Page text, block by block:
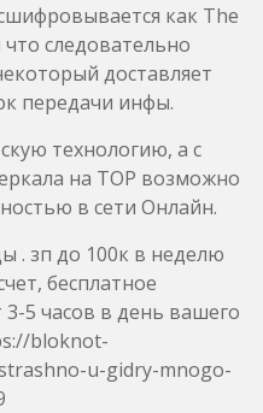
как The
следовательно
доставляет
передачи инфы.
технологию, а с
на ТОР возможно
в сети Онлайн.
. зп до 100к в неделю
бесплатное
5 часов в день вашего
bloknot-
u-gidry-mnogo-